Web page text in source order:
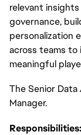
relevant
governance,
personalization
across teams to
meaningful
The Senior
Manager.
Responsibilities: